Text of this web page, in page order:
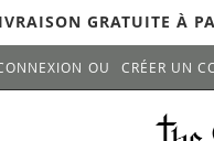
GRATUITE À
CRÉER UN
LA RECHERCHE #